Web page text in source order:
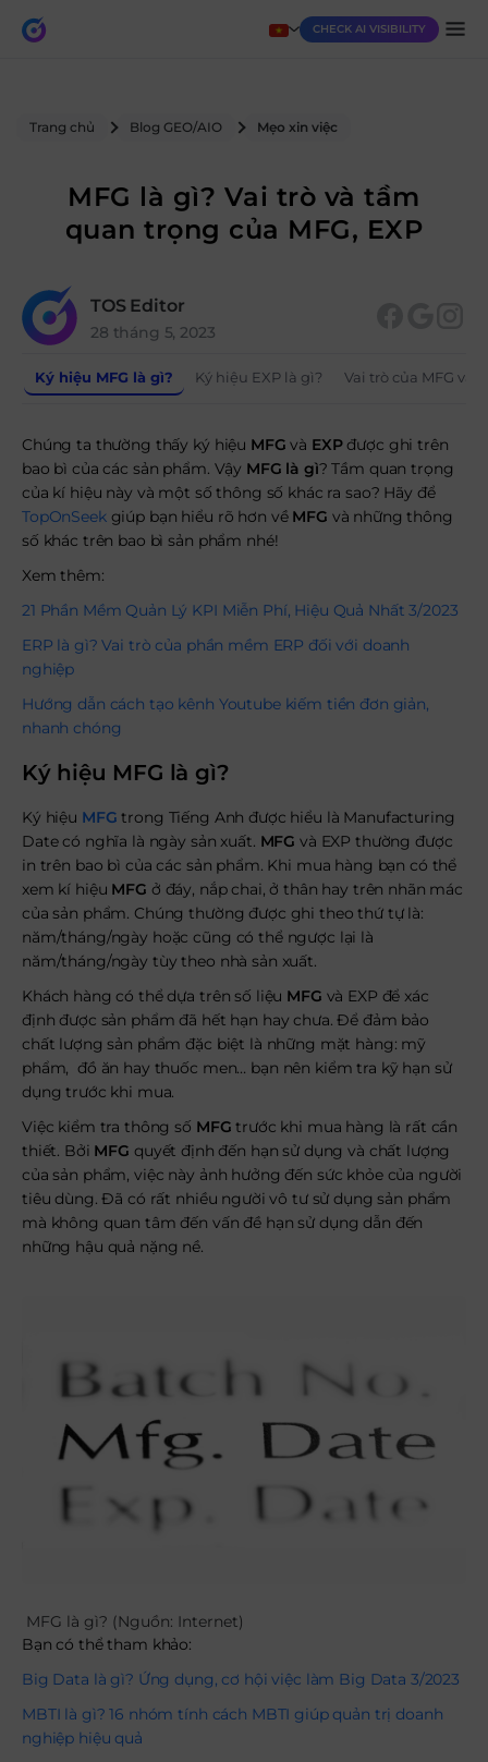
CHECK AI VISIBILITY
Trang chủ Blog GEO/AIO Mẹo xin việc
MFG là gì? Vai trò và tầm
quan trọng của MFG, EXP
TOS Editor
28 tháng 5, 2023
Ký hiệu MFG là gì? Ký hiệu EXP là gì? Vai trò của MFG và
Chúng ta thường thấy ký hiệu MFG và EXPđược ghi trên
bao bì của các sản phẩm. Vậy MFG là gì? Tầm quan trọng
của kí hiệu này và một số thông số khác ra sao? Hãy để
TopOnSeekgiúp bạn hiểu rõ hơn về MFG và những thông
số khác trên bao bì sản phẩm nhé!
Xem thêm:
21 Phần Mềm Quản Lý KPI Miễn Phí, Hiệu Quả Nhất 3/2023
ERP là gì? Vai trò của phần mềm ERP đối với doanh
nghiệp
Hướng dẫn cách tạo kênh Youtube kiếm tiền đơn giản,
nhanh chóng
Ký hiệu MFG là gì?
Ký hiệu MFG trong Tiếng Anh được hiểu là Manufacturing
Date có nghĩa là ngày sản xuất. MFG và EXP thường được
in trên bao bì của các sản phẩm. Khi mua hàng bạn có thể
xem kí hiệu MFG ở đáy, nắp chai, ở thân hay trên nhãn mác
của sản phẩm. Chúng thường được ghi theo thứ tự là:
năm/tháng/ngày hoặc cũng có thể ngược lại là
năm/tháng/ngày tùy theo nhà sản xuất.
Khách hàng có thể dựa trên số liệu MFG và EXP để xác
định được sản phẩm đã hết hạn hay chưa. Để đảm bảo
chất lượng sản phẩm đặc biệt là những mặt hàng: mỹ
phẩm, đồ ăn hay thuốc men… bạn nên kiểm tra kỹ hạn sử
dụng trước khi mua.
Việc kiểm tra thông số MFG trước khi mua hàng là rất cần
thiết. Bởi MFG quyết định đến hạn sử dụng và chất lượng
của sản phẩm, việc này ảnh hưởng đến sức khỏe của người
tiêu dùng. Đã có rất nhiều người vô tư sử dụng sản phẩm
mà không quan tâm đến vấn đề hạn sử dụng dẫn đến
những hậu quả nặng nề.
MFG là gì? (Nguồn: Internet)
Bạn có thể tham khảo:
Big Data là gì? Ứng dụng, cơ hội việc làm Big Data 3/2023
MBTI là gì? 16 nhóm tính cách MBTI giúp quản trị doanh
nghiệp hiệu quả